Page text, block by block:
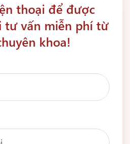
thoại để được
tư vấn miễn phí từ
khoa!